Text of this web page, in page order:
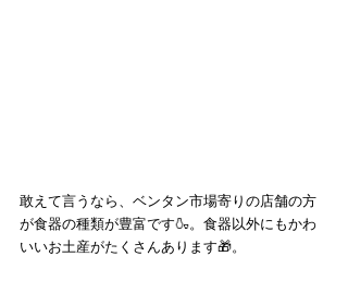
敢えて言うなら、ベンタン市場寄りの店舗の方
が食器の種類が豊富です🍶。食器以外にもかわ
いいお土産がたくさんあります🎁。